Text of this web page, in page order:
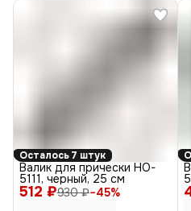
Осталось 7 штук
512 ₽930 ₽−45%
Валик для прически HO-
5111, черный, 25 см